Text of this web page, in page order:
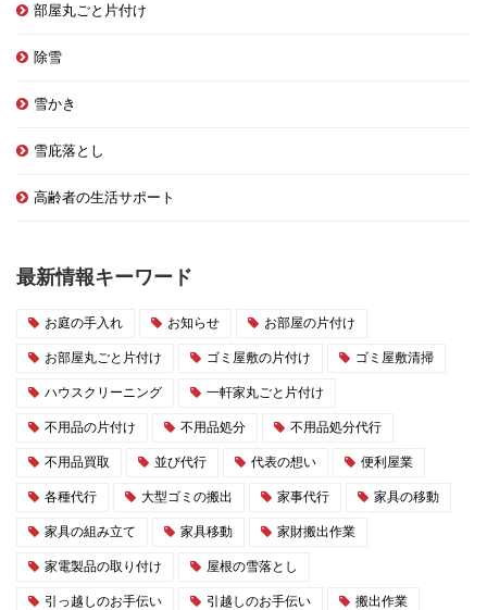
部屋丸ごと片付け
除雪
雪かき
雪庇落とし
高齢者の生活サポート
最新情報キーワード
お庭の手入れ お知らせ お部屋の片付け
お部屋丸ごと片付け ゴミ屋敷の片付け ゴミ屋敷清掃
ハウスクリーニング 一軒家丸ごと片付け
不用品の片付け 不用品処分 不用品処分代行
不用品買取 並び代行 代表の想い 便利屋業
各種代行 大型ゴミの搬出 家事代行 家具の移動
家具の組み立て 家具移動 家財搬出作業
家電製品の取り付け 屋根の雪落とし
引っ越しのお手伝い 引越しのお手伝い 搬出作業